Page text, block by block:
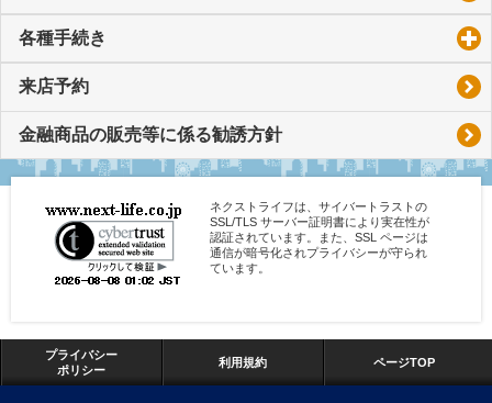
各種手続き
来店予約
金融商品の販売等に係る勧誘方針
ネクストライフは、サイバートラストの
SSL/TLS サーバー証明書により実在性が
認証されています。また、SSL ページは
通信が暗号化されプライバシーが守られ
ています。
プライバシー
ポリシー
利用規約 ページTOP